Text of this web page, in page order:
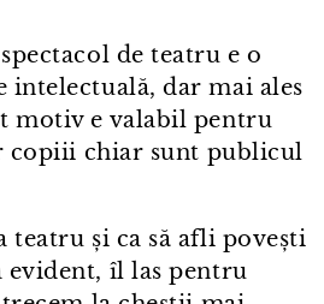
de teatru e o
intelectuală, dar mai ales
motiv e valabil pentru
copiii chiar sunt publicul
teatru și ca să afli povești
îl las pentru